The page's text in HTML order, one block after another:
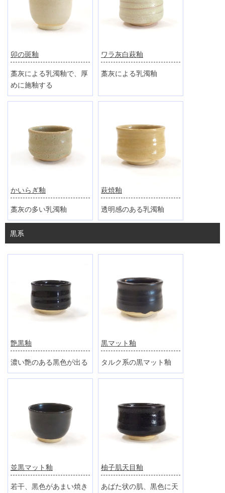
卯の斑釉
藁灰による乳濁釉で、厚
めに施釉する
ワラ灰白萩釉
藁灰による乳濁釉
かいらぎ釉
藁灰の多い乳濁釉
萩焼釉
透明感のある乳濁釉
黒系
艶黒釉
濃い艶のある黒色が出る
黒マット釉
タルク系の黒マット釉
並黒マット釉
若干、黒色があまい焼き
柚子肌天目釉
あばた状の肌、黒色に天